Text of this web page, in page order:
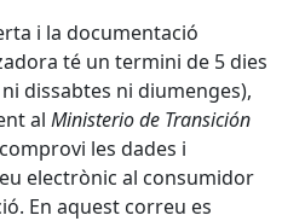
i la documentació
té un termini de 5 dies
dissabtes ni diumenges),
al Ministerio de Transición
les dades i
electrònic al consumidor
En aquest correu es